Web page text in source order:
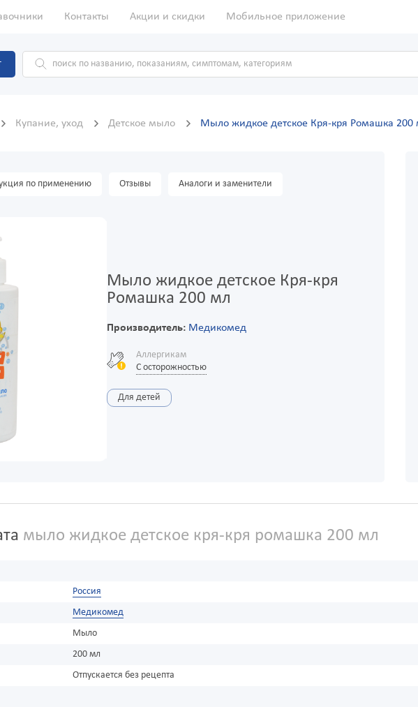
Контакты Акции и скидки Мобильное приложение
Купание, уход Детское мыло Мыло жидкое детское Кря-кря Ромашка 200
по применению Отзывы Аналоги и заменители
Мыло жидкое детское Кря-кря
Ромашка 200 мл
Производитель: Медикомед
Аллергикам
С осторожностью
Для детей
мыло жидкое детское кря-кря ромашка 200 мл
Россия
Медикомед
Мыло
200 мл
Отпускается без рецепта